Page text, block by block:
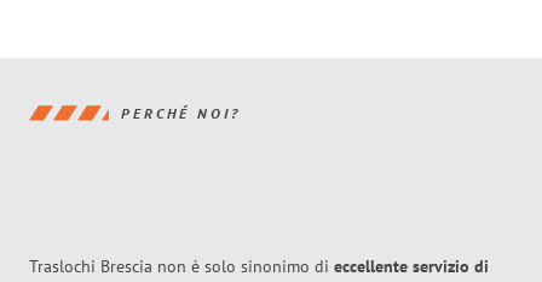
PERCHÉ NOI?
Traslochi Brescia non è solo sinonimo di eccellente servizio di